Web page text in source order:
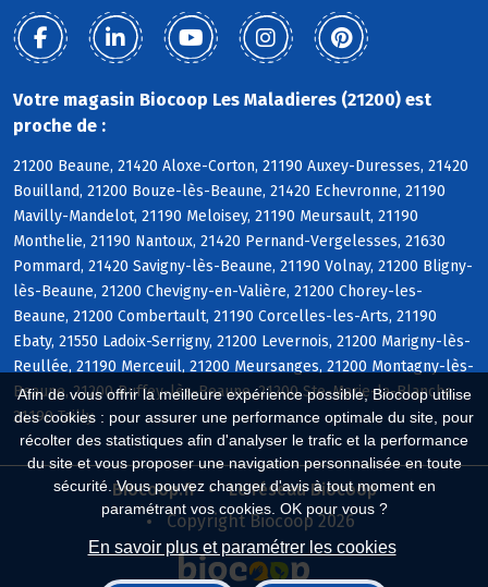
Afin de vous offrir la meilleure expérience possible, Biocoop utilise
des cookies : pour assurer une performance optimale du site, pour
récolter des statistiques afin d'analyser le trafic et la performance
du site et vous proposer une navigation personnalisée en toute
sécurité. Vous pouvez changer d'avis à tout moment en
paramétrant vos cookies. OK pour vous ?
En savoir plus et paramétrer les cookies
Votre magasin Biocoop Les Maladieres (21200) est
proche de :
21200 Beaune, 21420 Aloxe-Corton, 21190 Auxey-Duresses, 21420
Bouilland, 21200 Bouze-lès-Beaune, 21420 Echevronne, 21190
Mavilly-Mandelot, 21190 Meloisey, 21190 Meursault, 21190
Monthelie, 21190 Nantoux, 21420 Pernand-Vergelesses, 21630
Pommard, 21420 Savigny-lès-Beaune, 21190 Volnay, 21200 Bligny-
lès-Beaune, 21200 Chevigny-en-Valière, 21200 Chorey-les-
Beaune, 21200 Combertault, 21190 Corcelles-les-Arts, 21190
Ebaty, 21550 Ladoix-Serrigny, 21200 Levernois, 21200 Marigny-lès-
Reullée, 21190 Merceuil, 21200 Meursanges, 21200 Montagny-lès-
Beaune, 21200 Ruffey-lès-Beaune, 21200 Ste-Marie-la-Blanche,
21190 Tailly
Biocoop.fr
Le réseau Biocoop
Copyright Biocoop 2026